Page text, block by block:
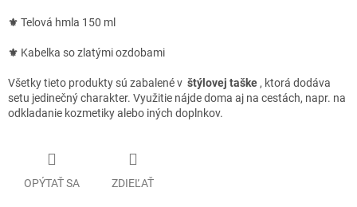
⚜ Telová hmla 150 ml
⚜ Kabelka so zlatými ozdobami
Všetky tieto produkty sú zabalené v štýlovej taške, ktorá dodáva
setu jedinečný charakter. Využitie nájde doma aj na cestách, napr. na
odkladanie kozmetiky alebo iných doplnkov.
OPÝTAŤ SA ZDIEĽAŤ